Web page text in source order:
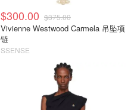
$300.00 $375.00
Vivienne Westwood Carmela 吊坠项
链
SSENSE